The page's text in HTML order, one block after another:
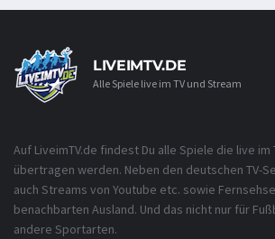
LIVEIMTV.DE
Alle Spiele live im TV und Stream
Auf LiveimTV.de findest Du alle Spiele die live im
übertragen werden. Neben den deutschen TV-
auch Streams von Youtube etc. sowie
benachbarten Ausland. Und das nicht nur für
andere Sportarten.